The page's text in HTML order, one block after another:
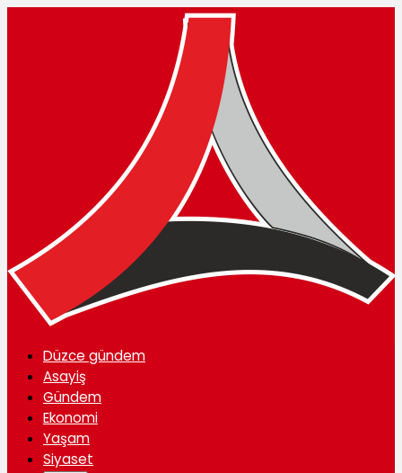
Düzce gündem
Asayiş
Gündem
Ekonomi
Yaşam
Siyaset